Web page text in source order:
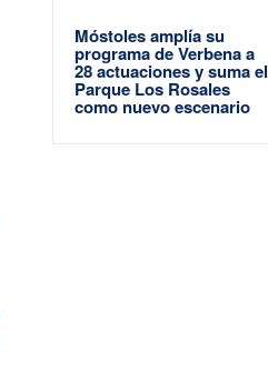
Móstoles amplía su
programa de Verbena a
28 actuaciones y suma el
Parque Los Rosales
como nuevo escenario